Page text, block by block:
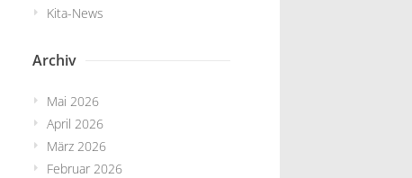
Kita-News
Archiv
Mai 2026
April 2026
März 2026
Februar 2026